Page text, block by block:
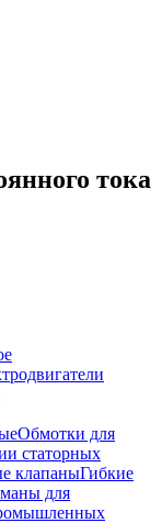
тока
Обмотки для
статорных
клапаныГибкие
для